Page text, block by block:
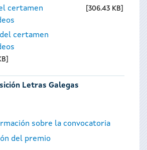
certamen
306.43 KB
certamen
Letras Galegas
sobre la convocatoria
del premio